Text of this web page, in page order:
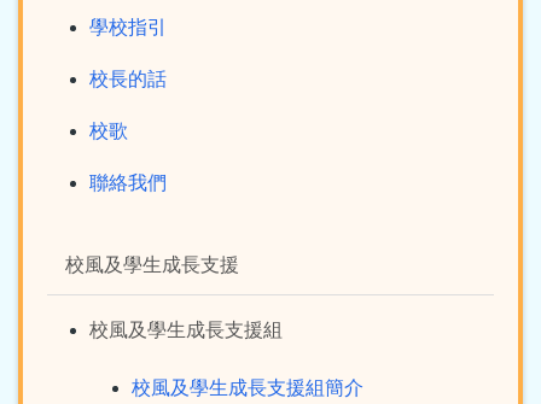
學校指引
校長的話
校歌
聯絡我們
校風及學生成長支援
校風及學生成長支援組
校風及學生成長支援組簡介